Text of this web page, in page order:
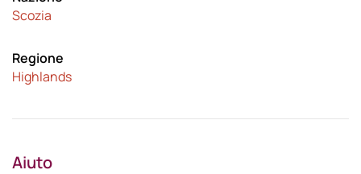
Scozia
Regione
Highlands
Aiuto